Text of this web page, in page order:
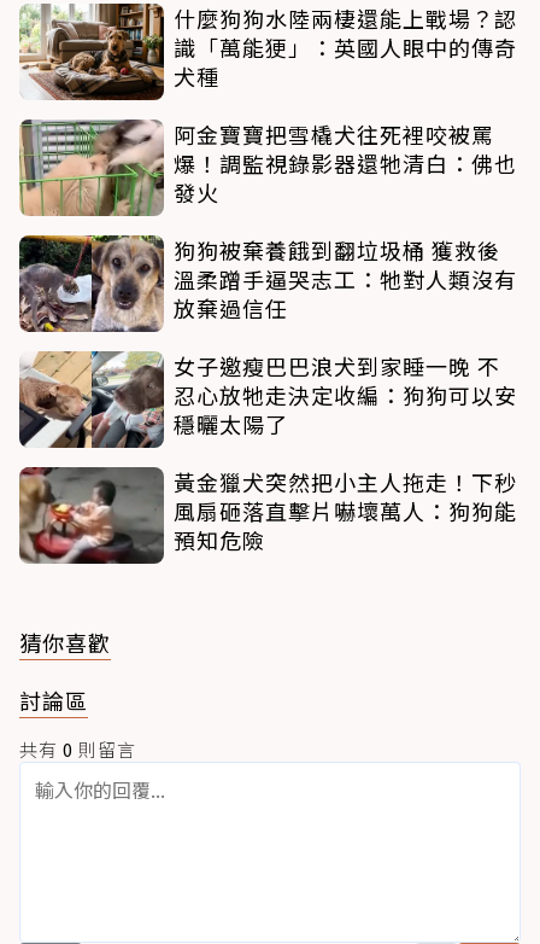
什麼狗狗水陸兩棲還能上戰場？認
識「萬能㹴」：英國人眼中的傳奇
犬種
阿金寶寶把雪橇犬往死裡咬被罵
爆！調監視錄影器還牠清白：佛也
發火
狗狗被棄養餓到翻垃圾桶 獲救後
溫柔蹭手逼哭志工：牠對人類沒有
放棄過信任
女子邀瘦巴巴浪犬到家睡一晚 不
忍心放牠走決定收編：狗狗可以安
穩曬太陽了
黃金獵犬突然把小主人拖走！下秒
風扇砸落直擊片嚇壞萬人：狗狗能
預知危險
猜你喜歡
討論區
共有 0 則留言